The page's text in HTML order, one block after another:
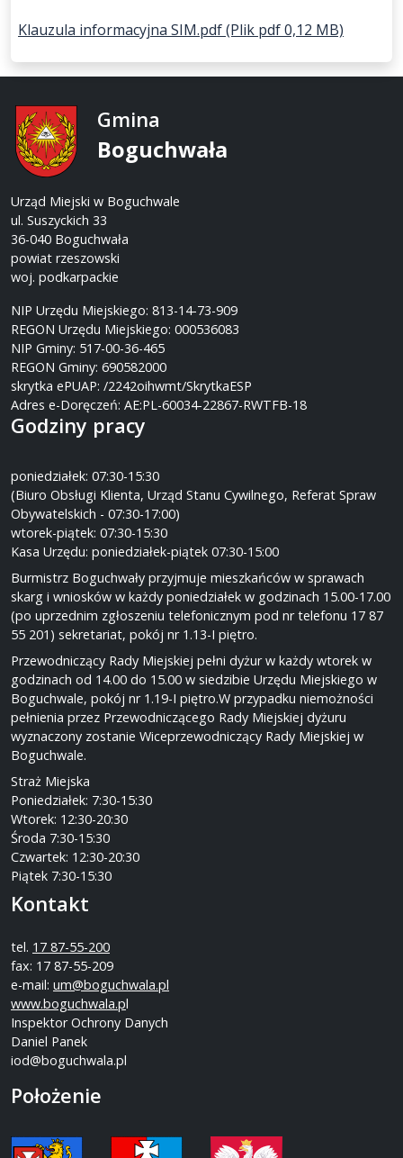
Klauzula informacyjna SIM.pdf (Plik pdf 0,12 MB)
Gmina
Boguchwała
Urząd Miejski w Boguchwale
ul. Suszyckich 33
36-040 Boguchwała
powiat rzeszowski
woj. podkarpackie
NIP Urzędu Miejskiego: 813-14-73-909
REGON Urzędu Miejskiego: 000536083
NIP Gminy: 517-00-36-465
REGON Gminy: 690582000
skrytka ePUAP: /2242oihwmt/SkrytkaESP
Adres e-Doręczeń: AE:PL-60034-22867-RWTFB-18
Godziny pracy
poniedziałek: 07:30-15:30
(Biuro Obsługi Klienta, Urząd Stanu Cywilnego, Referat Spraw
Obywatelskich - 07:30-17:00)
wtorek-piątek: 07:30-15:30
Kasa Urzędu: poniedziałek-piątek 07:30-15:00
Burmistrz Boguchwały przyjmuje mieszkańców w sprawach
skarg i wniosków w każdy poniedziałek w godzinach 15.00-17.00
(po uprzednim zgłoszeniu telefonicznym pod nr telefonu 17 87
55 201) sekretariat, pokój nr 1.13-I piętro.
Przewodniczący Rady Miejskiej pełni dyżur w każdy wtorek w
godzinach od 14.00 do 15.00 w siedzibie Urzędu Miejskiego w
Boguchwale, pokój nr 1.19-I piętro.W przypadku niemożności
pełnienia przez Przewodniczącego Rady Miejskiej dyżuru
wyznaczony zostanie Wiceprzewodniczący Rady Miejskiej w
Boguchwale.
Straż Miejska
Poniedziałek: 7:30-15:30
Wtorek: 12:30-20:30
Środa 7:30-15:30
Czwartek: 12:30-20:30
Piątek 7:30-15:30
Kontakt
tel. 17 87-55-200
fax: 17 87-55-209
e-mail: um@boguchwala.pl
www.boguchwala.pl
Inspektor Ochrony Danych
Daniel Panek
iod@boguchwala.pl
Położenie